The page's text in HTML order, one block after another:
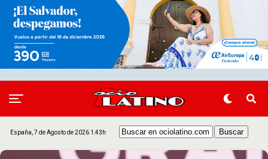
España, 7 de Agosto de 2026 1:43h